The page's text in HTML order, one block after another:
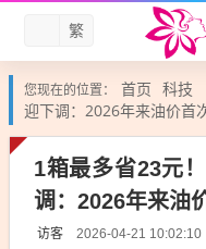
繁
您现在的位置： 首页 科技
迎下调：2026年来油价首
1箱最多省23元
调：2026年来油
访客 2026-04-21 10:02:10